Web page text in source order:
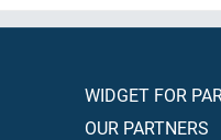
WIDGET FOR
OUR PARTNERS